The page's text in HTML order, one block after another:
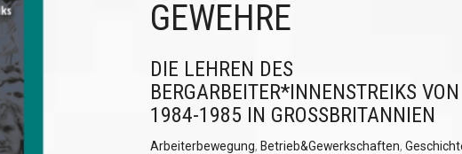
GEWEHRE
DIE LEHREN DES
BERGARBEITER*INNENSTREIKS VON
1984-1985 IN GROSSBRITANNIEN
Arbeiterbewegung, Betrieb&Gewerkschaften,